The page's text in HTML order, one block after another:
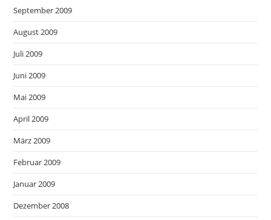
September 2009
August 2009
Juli 2009
Juni 2009
Mai 2009
April 2009
März 2009
Februar 2009
Januar 2009
Dezember 2008